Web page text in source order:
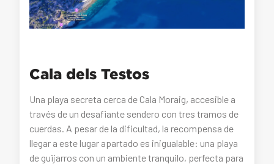
Cala dels Testos
Una playa secreta cerca de Cala Moraig, accesible a
través de un desafiante sendero con tres tramos de
cuerdas. A pesar de la dificultad, la recompensa de
llegar a este lugar apartado es inigualable: una playa
de guijarros con un ambiente tranquilo, perfecta para